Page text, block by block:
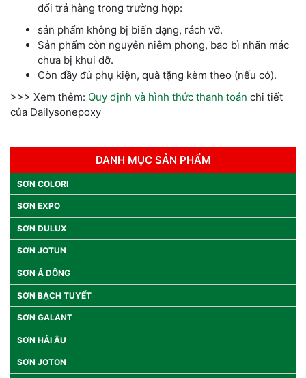
đổi trả hàng trong trường hợp:
sản phẩm không bị biến dạng, rách vỡ.
Sản phẩm còn nguyên niêm phong, bao bì nhãn mác
chưa bị khui dỡ.
Còn đầy đủ phụ kiện, quà tặng kèm theo (nếu có).
>>> Xem thêm: Quy định và hình thức thanh toán chi tiết
của Dailysonepoxy
DANH MỤC SẢN PHẨM
SƠN COLORI
SƠN EXPO
SƠN DULUX
SƠN JOTUN
SƠN Á ĐÔNG
SƠN BẠCH TUYẾT
SƠN GALANT
SƠN HẢI ÂU
SƠN JOTON